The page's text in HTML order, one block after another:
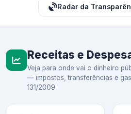
Radar da
Receitas e
Veja para onde vai o dinheiro
— impostos, transferências e
131/2009